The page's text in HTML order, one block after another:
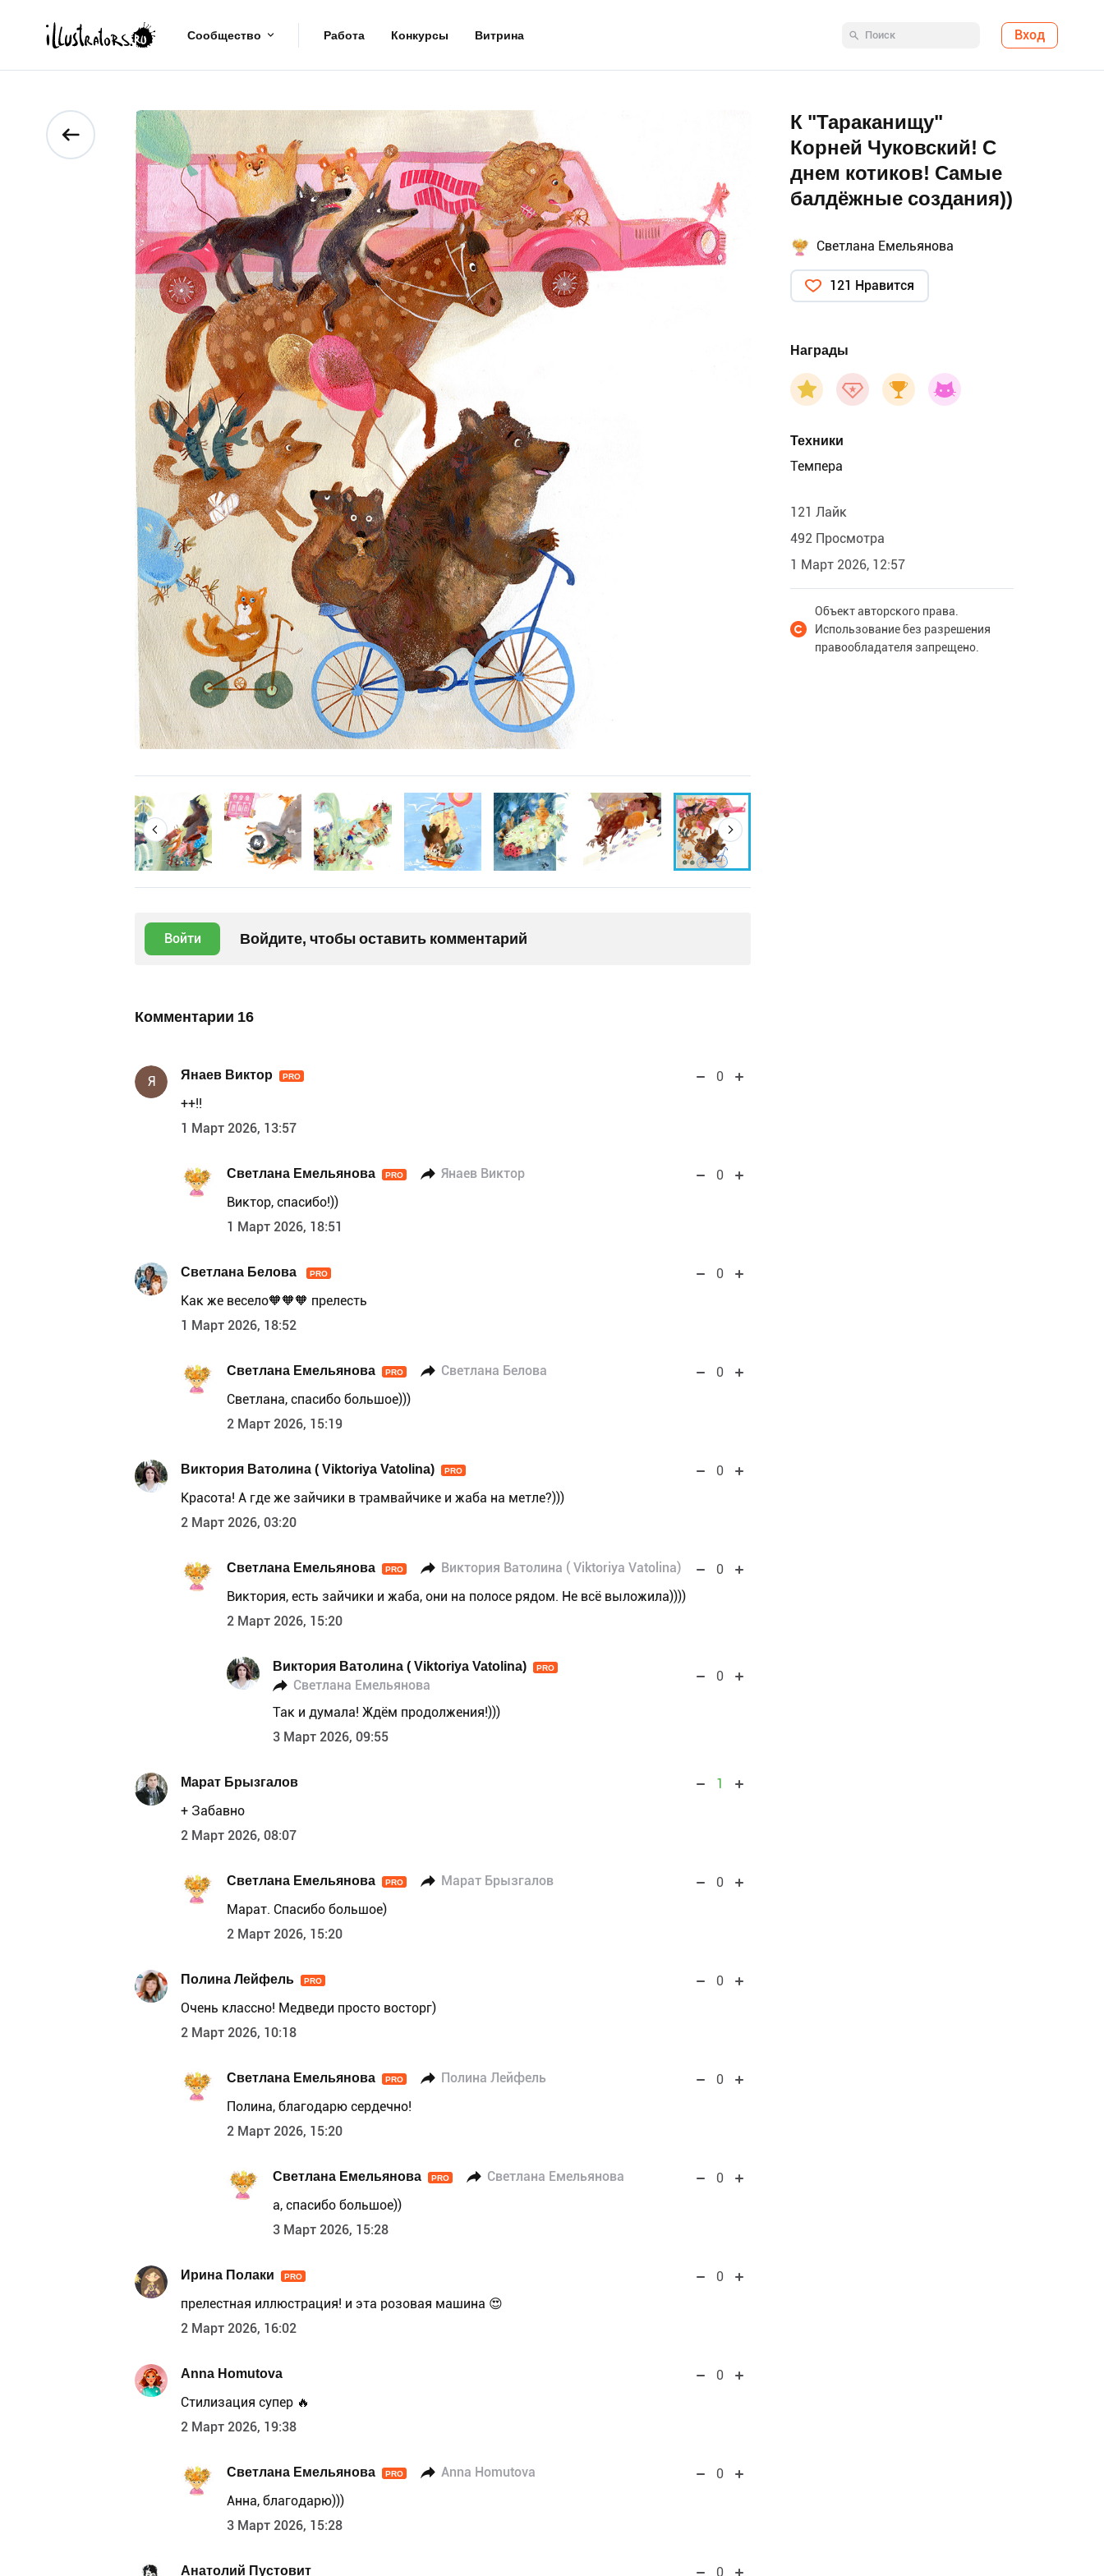
Сообщество Работа Конкурсы Витрина Вход
Войти Войдите, чтобы оставить комментарий
Комментарии 16
Я Янаев Виктор PRO
0
++!!
1 Март 2026, 13:57
Светлана Емельянова PRO Янаев Виктор
0
Виктор, спасибо!))
1 Март 2026, 18:51
Светлана Белова PRO
0
Как же весело🧡🧡🧡 прелесть
1 Март 2026, 18:52
Светлана Емельянова PRO Светлана Белова
0
Светлана, спасибо большое)))
2 Март 2026, 15:19
Виктория Ватолина ( Viktoriya Vatolina) PRO
0
Красота! А где же зайчики в трамвайчике и жаба на метле?)))
2 Март 2026, 03:20
Светлана Емельянова PRO Виктория Ватолина ( Viktoriya Vatolina)
0
Виктория, есть зайчики и жаба, они на полосе рядом. Не всё выложила))))
2 Март 2026, 15:20
Виктория Ватолина ( Viktoriya Vatolina) PRO
Светлана Емельянова
0
Так и думала! Ждём продолжения!)))
3 Март 2026, 09:55
Марат Брызгалов
1
+ Забавно
2 Март 2026, 08:07
Светлана Емельянова PRO Марат Брызгалов
0
Марат. Спасибо большое)
2 Март 2026, 15:20
Полина Лейфель PRO
0
Очень классно! Медведи просто восторг)
2 Март 2026, 10:18
Светлана Емельянова PRO Полина Лейфель
0
Полина, благодарю сердечно!
2 Март 2026, 15:20
Светлана Емельянова PRO Светлана Емельянова
0
а, спасибо большое))
3 Март 2026, 15:28
Ирина Полаки PRO
0
прелестная иллюстрация! и эта розовая машина 😍
2 Март 2026, 16:02
Anna Homutova
0
Стилизация супер 🔥
2 Март 2026, 19:38
Светлана Емельянова PRO Anna Homutova
0
Анна, благодарю)))
3 Март 2026, 15:28
Анатолий Пустовит 0
К "Тараканищу"
Корней Чуковский! С
днем котиков! Самые
балдёжные создания))
Светлана Емельянова
121 Нравится
Награды
Техники
Темпера
121 Лайк
492 Просмотра
1 Март 2026, 12:57
Объект авторского права.
Использование без разрешения
правообладателя запрещено.